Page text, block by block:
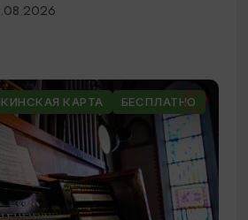
КАРТА БЕСПЛАТНО